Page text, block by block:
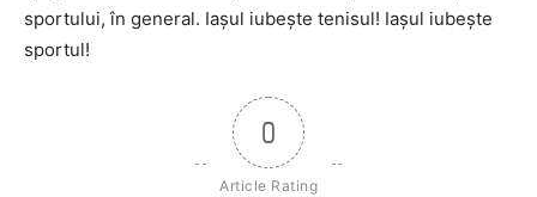
sportului, în general. Iașul iubește tenisul! Iașul iubește
sportul!
0
Article Rating